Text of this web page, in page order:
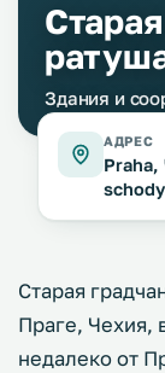
Здания и
АДРЕС
Praha,
Старая
Праге, Чехия,
недалеко от